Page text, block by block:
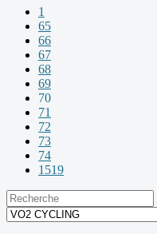
1
65
66
67
68
69
70
71
72
73
74
1519